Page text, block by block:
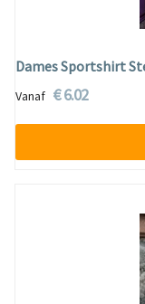
Dames Sportshirt
Vanaf € 6.02